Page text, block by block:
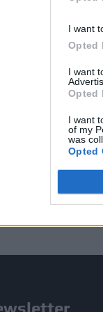
I want
Opted
I want
Opted
I want
of my
was
Opted